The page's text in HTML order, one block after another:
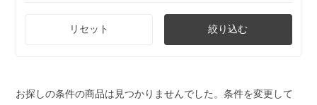
リセット 絞り込む
お探しの条件の商品は見つかりませんでした。条件を変更して